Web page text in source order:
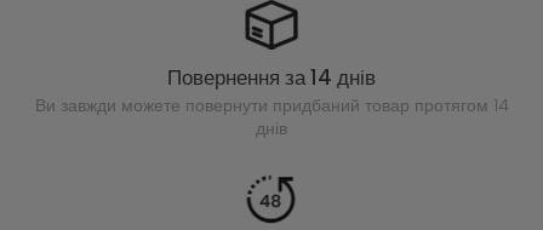
Повернення за 14 днів
Ви завжди можете повернути придбаний товар протягом 14
днів